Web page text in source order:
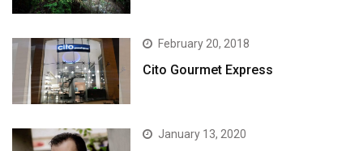
February 20, 2018
Cito Gourmet Express
January 13, 2020